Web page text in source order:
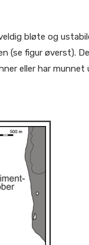
bløte og
figur øverst).
eller har munnet